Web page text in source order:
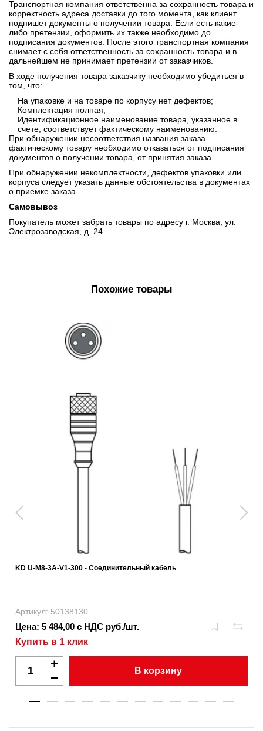
Транспортная компания ответственна за сохранность товара и
корректность адреса доставки до того момента, как клиент
подпишет документы о получении товара. Если есть какие-
либо претензии, оформить их также необходимо до
подписания документов. После этого транспортная компания
снимает с себя ответственность за сохранность товара и в
дальнейшем не принимает претензии от заказчиков.
В ходе получения товара заказчику необходимо убедиться в
том, что:
На упаковке и на товаре по корпусу нет дефектов;
Комплектация полная;
Идентификационное наименование товара, указанное в
счете, соответствует фактическому наименованию.
При обнаружении несоответствия названия заказа
фактическому товару необходимо отказаться от подписания
документов о получении товара, от принятия заказа.
При обнаружении некомплектности, дефектов упаковки или
корпуса следует указать данные обстоятельства в документах
о приемке заказа.
Самовывоз
Покупатель может забрать товары по адресу г. Москва, ул.
Электрозаводская, д. 24.
Похожие товары
KD U-M8-3A-V1-300 - Соединительный кабель
Артикул: 50138130
Цена: 5 484,00 с НДС руб./шт.
Купить в 1 клик
В корзину